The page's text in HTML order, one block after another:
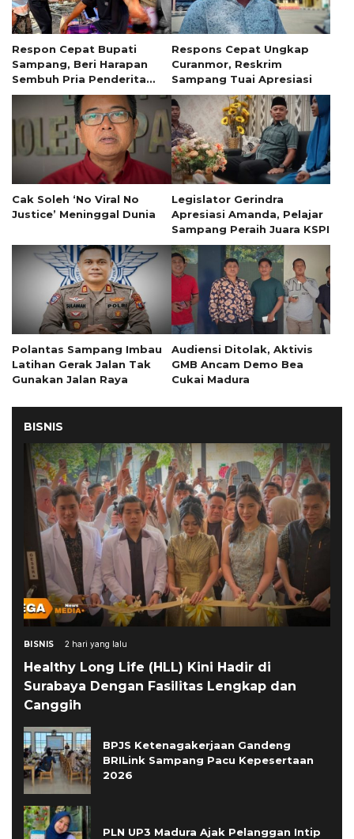
Respon Cepat Bupati
Sampang, Beri Harapan
Sembuh Pria Penderita
Tumor 13 Tahun
Respons Cepat Ungkap
Curanmor, Reskrim
Sampang Tuai Apresiasi
Cak Soleh ‘No Viral No
Justice’ Meninggal Dunia
Legislator Gerindra
Apresiasi Amanda, Pelajar
Sampang Peraih Juara KSPI
Polantas Sampang Imbau
Latihan Gerak Jalan Tak
Gunakan Jalan Raya
Audiensi Ditolak, Aktivis
GMB Ancam Demo Bea
Cukai Madura
BISNIS
BISNIS 2 hari yang lalu
Healthy Long Life (HLL) Kini Hadir di
Surabaya Dengan Fasilitas Lengkap dan
Canggih
BPJS Ketenagakerjaan Gandeng
BRILink Sampang Pacu Kepesertaan
2026
PLN UP3 Madura Ajak Pelanggan Intip